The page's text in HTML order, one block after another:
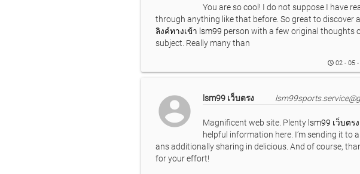
You are so cool! I do not suppose I have
through anything like that before. So great to discover
ลิงค์ทางเข้า lsm99 person with a few original thoughts
subject. Really many than
02 - 05
account_circle lsm99 เว็บตรง
Magnificent web site. Plenty lsm99 เว็บตรง
helpful information here. I’m sending it to
ans additionally sharing in delicious. And of course,
for your effort!